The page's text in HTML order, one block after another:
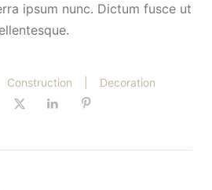
ipsum nunc. Dictum fusce ut
Construction Decoration